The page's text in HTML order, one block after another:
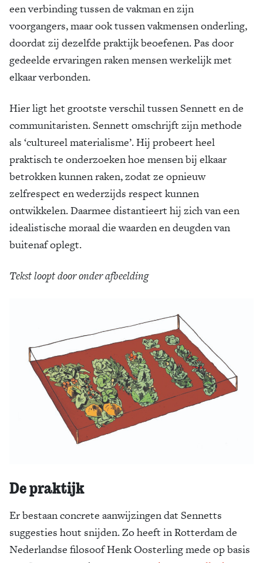
een verbinding tussen de vakman en zijn
voorgangers, maar ook tussen vakmensen onderling,
doordat zij dezelfde praktijk beoefenen. Pas door
gedeelde ervaringen raken mensen werkelijk met
elkaar verbonden.
Hier ligt het grootste verschil tussen Sennett en de
communitaristen. Sennett omschrijft zijn methode
als ‘cultureel materialisme’. Hij probeert heel
praktisch te onderzoeken hoe mensen bij elkaar
betrokken kunnen raken, zodat ze opnieuw
zelfrespect en wederzijds respect kunnen
ontwikkelen. Daarmee distantieert hij zich van een
idealistische moraal die waarden en deugden van
buitenaf oplegt.
Tekst loopt door onder afbeelding
De praktijk
Er bestaan concrete aanwijzingen dat Sennetts
suggesties hout snijden. Zo heeft in Rotterdam de
Nederlandse filosoof Henk Oosterling mede op basis